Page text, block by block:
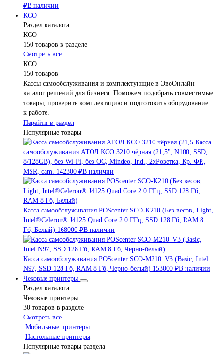
₽В наличии
КСО
Раздел каталога
КСО
150 товаров в разделе
Смотреть все
КСО
150 товаров
Кассы самообслуживания и комплектующие в ЭвоОнлайн —
каталог решений для бизнеса. Поможем подобрать совместимые
товары, проверить комплектацию и подготовить оборудование
к работе.
Перейти в раздел
Популярные товары
Касса
самообслуживания АТОЛ КСО 3210 чёрная (21,5", N100, SSD,
8/128GB), без Wi-Fi, без ОС, Mindeo, Ind., 2хРозетка, Кр. ФР.,
MSR, cam. 142300 ₽В наличии
Касса самообслуживания POScenter SCO-K210 (Без весов, Light,
Intel®Celeron® J4125 Quad Core 2.0 ГГц, SSD 128 Гб, RAM 8
Гб, Белый) 168000 ₽В наличии
Касса самообслуживания POScenter SCO-M210_V3 (Basic, Intel
N97, SSD 128 Гб, RAM 8 Гб, Черно-белый) 153000 ₽В наличии
Чековые принтеры
Раздел каталога
Чековые принтеры
30 товаров в разделе
Смотреть все
Мобильные принтеры
Настольные принтеры
Популярные товары раздела